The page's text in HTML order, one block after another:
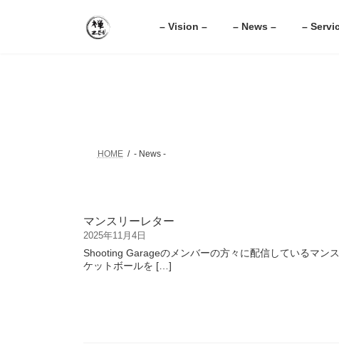
– Vision – – News – –
HOME - News -
マンスリーレター
2025年11月4日
Shooting Garageのメンバーの方々に配信しているマン
ケットボールを […]